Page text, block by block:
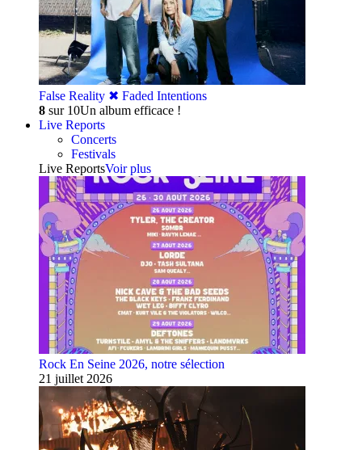
False Reality ✖︎ Faded Intentions
8 sur 10Un album efficace !
Live Reports
Concerts
Festivals
Live ReportsVoir plus
Rock En Seine 2026, notre sélection
21 juillet 2026